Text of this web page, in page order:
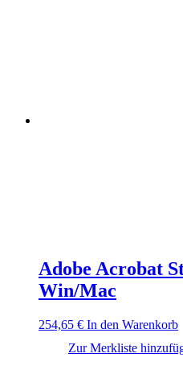
Adobe Acrobat
Win/Mac
254,65 € In den Warenkorb
Zur Merkliste